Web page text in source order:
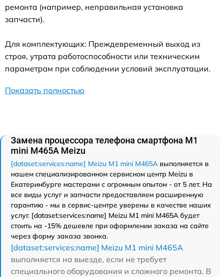
ремонта (например, неправильная установка
запчасти).
Для комплектующих: Преждевременный выход из
строя, утрата работоспособности или техническим
параметрам при соблюдении условий эксплуатации.
Показать полностью
Замена процессора телефона смартфона M1
mini M465A Meizu
[dataset:services:name] Meizu M1 mini M465A выполняется в
нашем специализированном сервисном центр Meizu в
Екатеринбурге мастерами с огромным опытом - от 5 лет. На
все виды услуг и запчасти предоставляем расширенную
гарантию - мы в сервис-центре уверены в качестве наших
услуг. [dataset:services:name] Meizu M1 mini M465A будет
стоить на -15% дешевле при оформлении заказа на сайте
через форму заказа звонка.
[dataset:services:name] Meizu M1 mini M465A
выполняется на выезде, если не требует
специального оборудования и сложного ремонта. В